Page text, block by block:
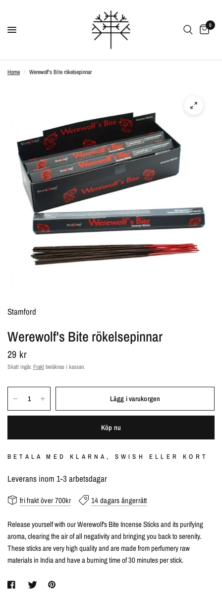
0
Home / Werewolf's Bite rökelsepinnar
Stamford
Werewolf's Bite rökelsepinnar
29 kr
Skatt ingår. Fraktberäknas i kassan.
Lägg i varukorgen
Köp nu
BETALA MED KLARNA, SWISH ELLER KORT
Leverans inom 1-3 arbetsdagar
fri frakt över 700kr 14 dagars ångerrätt
Release yourself with our Werewolf's Bite Incense Sticks and its purifying
aroma, clearing the air of all negativity and bringing you back to serenity.
These sticks are very high quality and are made from perfumery raw
materials in India and have a burning time of 30 minutes per stick.